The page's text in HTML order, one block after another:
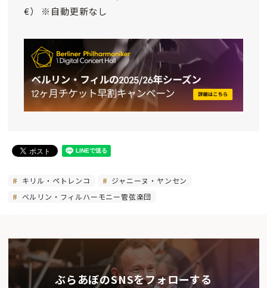
€） ※自動更新なし
キリル・ペトレンコ
ジャニーヌ・ヤンセン
ベルリン・フィルハーモニー管弦楽団
ぶらあぼのSNSをフォローする